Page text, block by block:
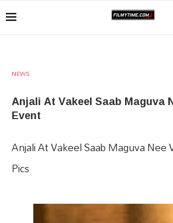
NEWS
Anjali At Vakeel Saab Maguva
Event
Anjali At Vakeel Saab Maguva Nee
Pics